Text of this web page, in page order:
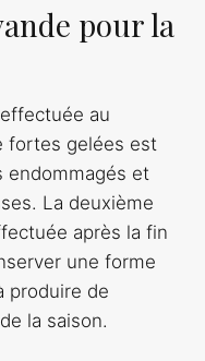
pour la
au
fortes gelées est
endommagés et
La deuxième
après la fin
une forme
produire de
la saison.